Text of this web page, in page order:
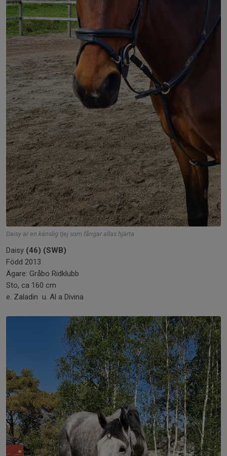
Daisy är en känslig tjej som fångar allas hjärta
Daisy (46) (SWB)
Född 2013
Ägare: Gråbo Ridklubb
Sto, ca 160 cm
e. Zaladin u. Al a Divina